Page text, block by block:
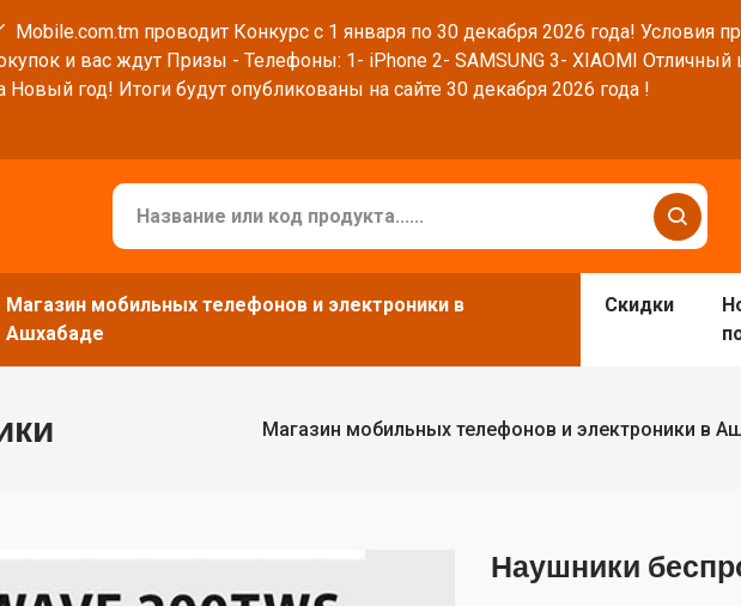
Mobile.com.tm проводит Конкурс с 1 января по 30 декабря 2026 года! Условия
и вас ждут Призы - Телефоны: 1- iPhone 2- SAMSUNG 3- XIAOMI
Новый год! Итоги будут опубликованы на сайте 30 декабря 2026 года !
Магазин мобильных телефонов и электроники в
Ашхабаде
Скидки
Магазин мобильных телефонов и электроники в
Наушники